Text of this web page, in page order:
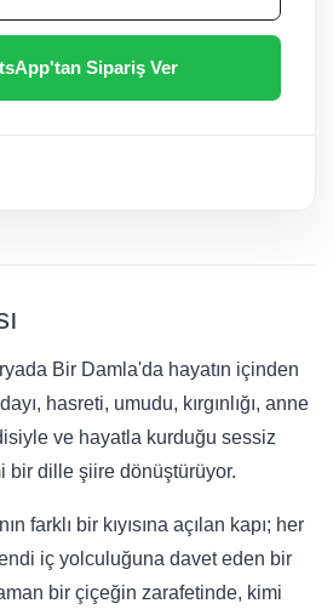
Sipariş Ver
Bir Damla'da hayatın içinden
hasreti, umudu, kırgınlığı, anne
ve hayatla kurduğu sessiz
bir dille şiire dönüştürüyor.
farklı bir kıyısına açılan kapı; her
iç yolculuğuna davet eden bir
bir çiçeğin zarafetinde, kimi